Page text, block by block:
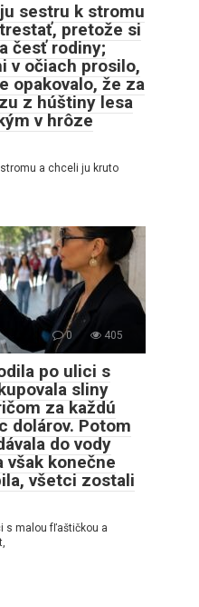
sestru k stromu
pretože si
česť rodiny;
v očiach prosilo,
opakovalo, že za
z húštiny lesa
v hrôze
a chceli ju kruto
0 405
po ulici s
sliny
za každú
dolárov. Potom
do vody
však konečne
všetci zostali
s malou fľaštičkou a